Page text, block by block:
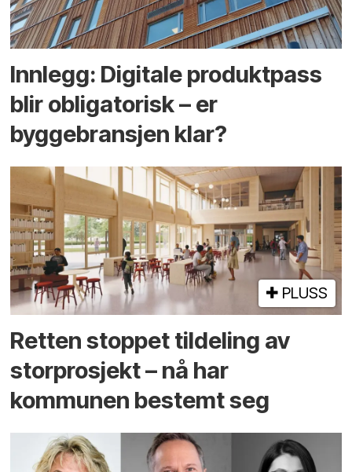
Innlegg: Digitale produktpass
blir obligatorisk – er
byggebransjen klar?
PLUSS
Retten stoppet tildeling av
storprosjekt – nå har
kommunen bestemt seg